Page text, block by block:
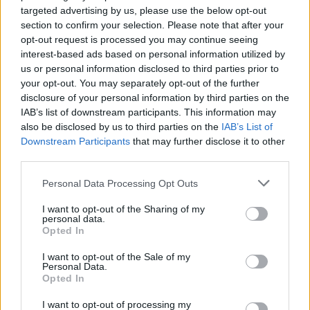
targeted advertising by us, please use the below opt-out
section to confirm your selection. Please note that after your
opt-out request is processed you may continue seeing
interest-based ads based on personal information utilized by
us or personal information disclosed to third parties prior to
your opt-out. You may separately opt-out of the further
disclosure of your personal information by third parties on the
IAB’s list of downstream participants. This information may
also be disclosed by us to third parties on the IAB’s List of
Downstream Participants that may further disclose it to other
Personal Data Processing Opt Outs
I want to opt-out of the Sharing of my
personal data.
Opted In
I want to opt-out of the Sale of my
Personal Data.
Opted In
I want to opt-out of processing my
się od rzeczywistości, chociaż niejednokrotnie
jest niełatwo je wyegzekwować.
Wypracowaliśmy cały system sprawiedliwości,
mamy sądy i trybunały. Jednak ludzie musieli
sobie przez wieki radzić bez tego.
Kategorie
opracowania
utworach literackich. Omów
zagadnienie na podstawie Pana
Tadeusza Adama Mickiewicza. W
swojej odpowiedzi uwzględnij
również wybrany kontekst.